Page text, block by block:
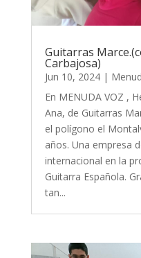
Guitarras
Carbajosa)
Jun 10, 2024|
En MENUDA VOZ ,
Ana, de Guitarras
el polígono el
años. Una empresa
internacional en la
Guitarra Española.
tan...